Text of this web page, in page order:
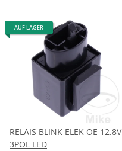
AUF LAGER
RELAIS BLINK ELEK OE 12.8V
3POL LED